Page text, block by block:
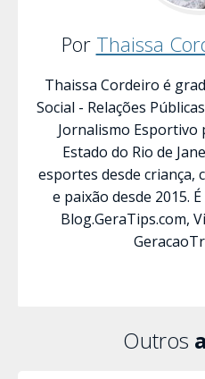
Por Thaissa
Thaissa Cordeiro é
Social - Relações
Jornalismo Esportivo
Estado do Rio de
esportes desde
e paixão desde 2015.
Blog.GeraTips.com,
Outros